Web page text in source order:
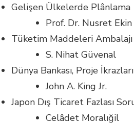
Gelişen Ülkelerde Plânlama
Prof. Dr. Nusret Ekin
Tüketim Maddeleri Ambalajı
S. Nihat Güvenal
Dünya Bankası, Proje
John A. King Jr.
Japon Dış Ticaret Fazlası
Celâdet Moralığil